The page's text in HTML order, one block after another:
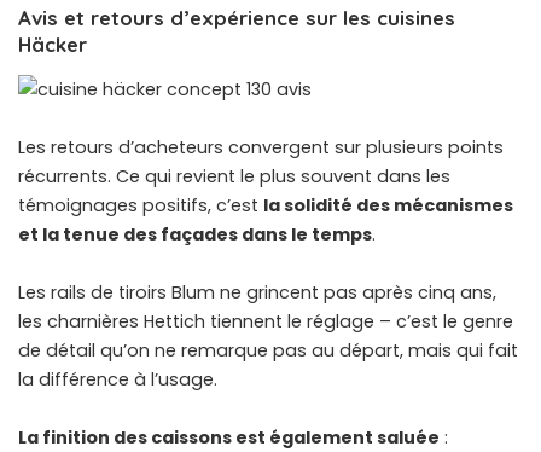
Avis et retours d’expérience sur les cuisines
Häcker
Les retours d’acheteurs convergent sur plusieurs points
récurrents. Ce qui revient le plus souvent dans les
témoignages positifs, c’est la solidité des mécanismes
et la tenue des façades dans le temps.
Les rails de tiroirs Blum ne grincent pas après cinq ans,
les charnières Hettich tiennent le réglage – c’est le genre
de détail qu’on ne remarque pas au départ, mais qui fait
la différence à l’usage.
La finition des caissons est également saluée :